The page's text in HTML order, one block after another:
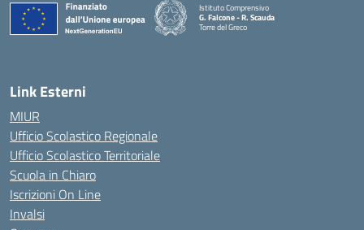
Istituto Comprensivo
G. Falcone - R. Scauda
Torre del Greco
Link Esterni
MIUR
Ufficio Scolastico Regionale
Ufficio Scolastico Territoriale
Scuola in Chiaro
Iscrizioni On Line
Invalsi